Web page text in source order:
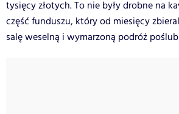
tysięcy złotych. To nie były drobne na
część funduszu, który od miesięcy
salę weselną i wymarzoną podróż